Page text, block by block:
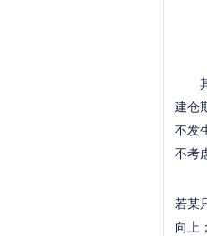
其
建仓
不发
不考
若某
向上